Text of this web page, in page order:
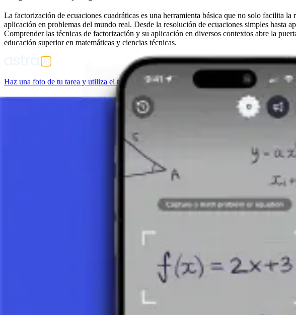
La factorización de ecuaciones cuadráticas es una herramienta básica que no solo facilita
aplicación en problemas del mundo real. Desde la resolución de ecuaciones simples
Comprender las técnicas de factorización y su aplicación en diversos contextos abre la
educación superior en matemáticas y ciencias técnicas.
Haz una foto de tu tarea y utiliza el tutor de IA.
Función Cuadrática: Guía Completa con Fórmulas y Gráfica
Vértice de una Parábola: Cómo Encontrarlo y su Significado
Ceros de una Función Cuadrática: Cómo Encontrarlos